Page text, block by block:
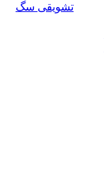
تشویقی سگ